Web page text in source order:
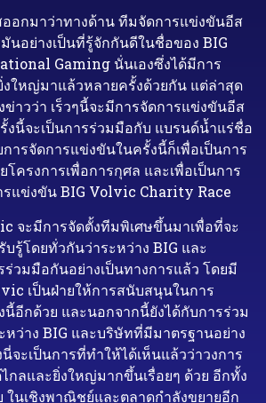
ออกมาว่าทางด้าน ทีมจัดการแข่งขันอีส
นอย่างเป็นที่รู้จักกันดีในชื่อของ BIG
Gaming นั่นเองซึ่งได้มีการ
งใหญ่มาแล้วหลายครั้งด้วยกัน แต่ล่าสุด
าวว่า เร็วๆนี้จะมีการจัดการแข่งขันอีส
นี้จะเป็นการร่วมมือกับ แบรนด์น้ำแร่ชื่อ
ารจัดการแข่งขันในครั้งนี้ก็เพื่อเป็นการ
ครงการเพื่อการกุศล และเพื่อเป็นการ
รแข่งขัน BIG Volvic Charity Race
จะมีการจัดตั้งทีมพิเศษขึ้นมาเพื่อที่จะ
รู้โดยทั่วกันว่าระหว่าง BIG และ
วมมือกันอย่างเป็นทางการแล้ว โดยมี
เป็นฝ่ายให้การสนับสนุนในการ
อีกด้วย และนอกจากนี้ยังได้กับการร่วม
ว่าง BIG และบริษัทที่มีมาตรฐานอย่าง
จะเป็นการที่ทำให้ได้เห็นแล้วว่าวงการ
กลและยิ่งใหญ่มากขึ้นเรื่อยๆ ด้วย อีกทั้ง
ในเชิงพาณิชย์และตลาดกำลังขยายอีก